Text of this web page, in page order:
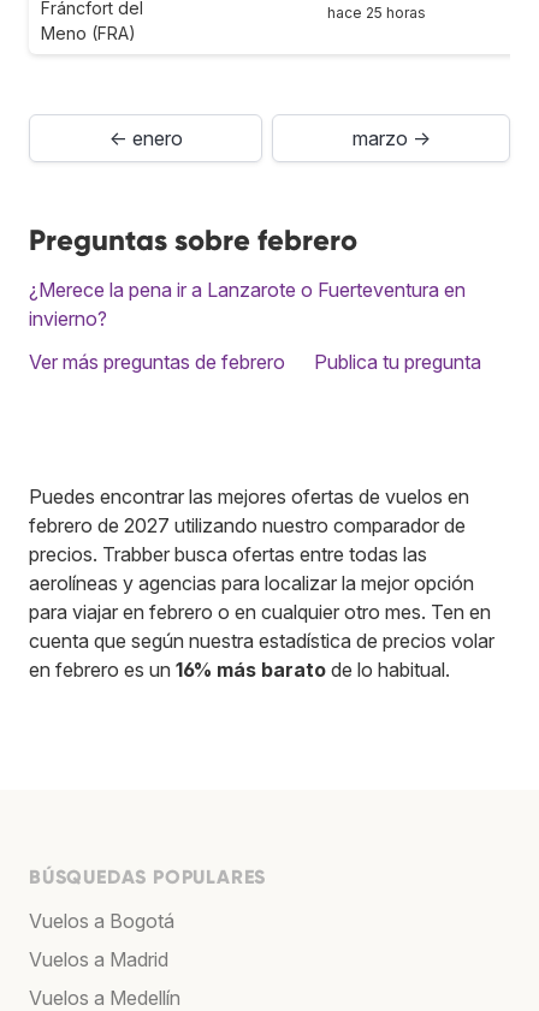
Fráncfort del
Meno (FRA)
hace 25 horas
← enero marzo →
Preguntas sobre febrero
¿Merece la pena ir a Lanzarote o Fuerteventura en
invierno?
Ver más preguntas de febrero
Publica tu pregunta
Puedes encontrar las mejores ofertas de vuelos en
febrero de 2027 utilizando nuestro comparador de
precios. Trabber busca ofertas entre todas las
aerolíneas y agencias para localizar la mejor opción
para viajar en febrero o en cualquier otro mes. Ten en
cuenta que según nuestra estadística de precios volar
en febrero es un 16% más barato de lo habitual.
BÚSQUEDAS POPULARES
Vuelos a Bogotá
Vuelos a Madrid
Vuelos a Medellín